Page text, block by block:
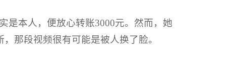
是本人，便放心转账3000元。然而，她
那段视频很有可能是被人换了脸。